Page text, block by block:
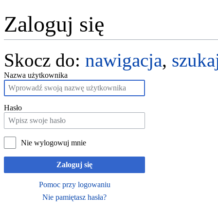
Zaloguj się
Skocz do: nawigacja,
Nazwa użytkownika
Hasło
Nie wylogowuj mnie
Zaloguj się
Pomoc przy logowaniu
Nie pamiętasz hasła?